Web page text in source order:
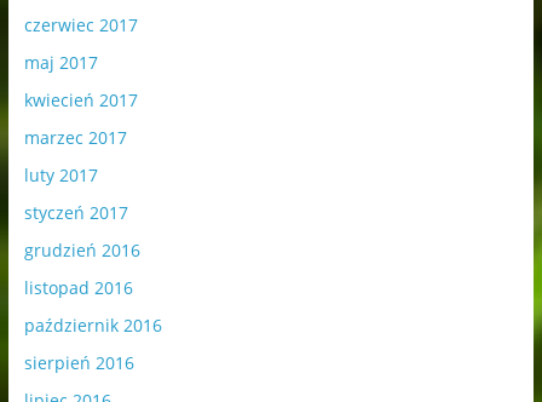
czerwiec 2017
maj 2017
kwiecień 2017
marzec 2017
luty 2017
styczeń 2017
grudzień 2016
listopad 2016
październik 2016
sierpień 2016